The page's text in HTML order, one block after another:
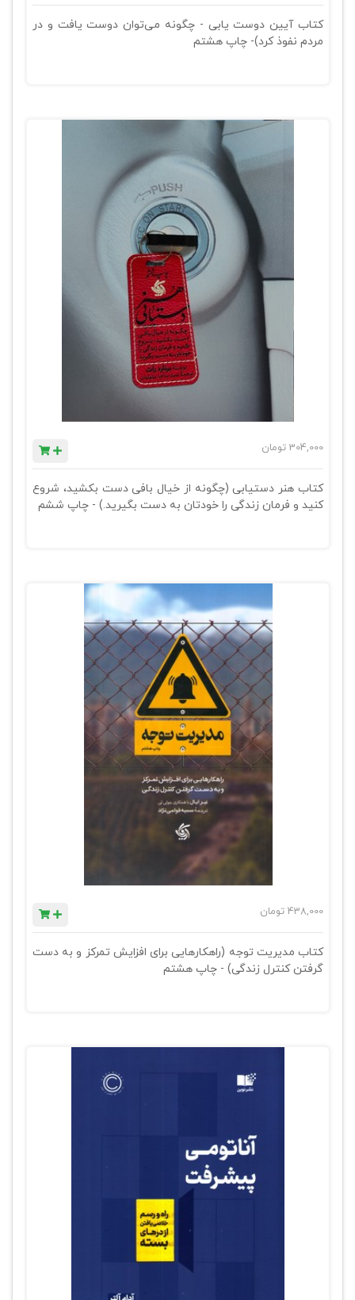
کتاب آیین دوست یابی - چگونه می‌توان دوست یافت و در
مردم نفوذ کرد)- چاپ هشتم
304,000 تومان
کتاب هنر دستیابی (چگونه از خیال بافی دست بکشید، شروع
کنید و فرمان زندگی را خودتان به دست بگیرید.) - چاپ ششم
438,000 تومان
کتاب مدیریت توجه (راهکارهایی برای افزایش تمرکز و به دست
گرفتن کنترل زندگی) - چاپ هشتم